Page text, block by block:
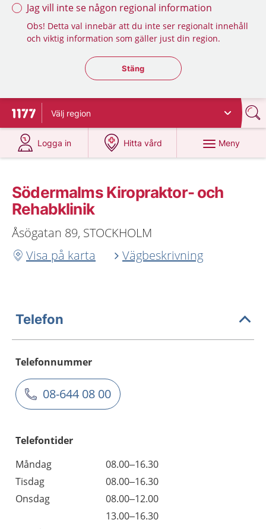
Jag vill inte se någon regional information
Obs! Detta val innebär att du inte ser regionalt innehåll
och viktig information som gäller just din region.
Stäng regionsväljaren
Stäng
Till startsidan för 1177
Välj region
Logga in
på 1177.se
Hitta vård
på 1177.se
Meny
Södermalms Kiropraktor- och
Rehabklinik
Åsögatan 89, STOCKHOLM
Visa på karta
Vägbeskrivning
Telefon
Telefonnummer
08-644 08 00
Telefontider
Måndag
08.00–16.30
Tisdag
08.00–16.30
Onsdag
08.00–12.00
13.00–16.30